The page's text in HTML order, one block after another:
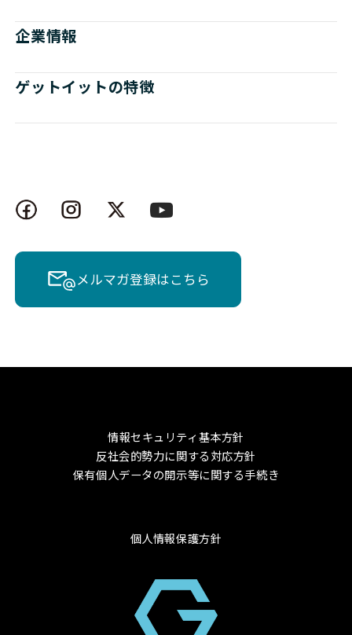
企業情報
ゲットイットの特徴
メルマガ登録はこちら
情報セキュリティ基本方針
反社会的勢力に関する対応方針
保有個人データの開示等に関する手続き
個人情報保護方針